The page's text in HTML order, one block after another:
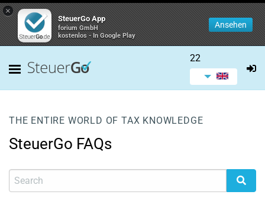
×
SteuerGo App
forium GmbH
kostenlos - In Google Play
Ansehen
22
THE ENTIRE WORLD OF TAX KNOWLEDGE
SteuerGo FAQs